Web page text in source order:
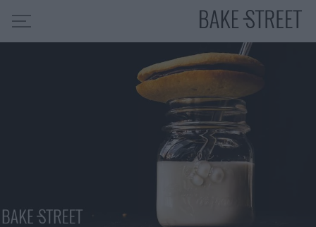
HOME
INDICE DE RECETAS
COLABORO CON
SOBRE MÍ